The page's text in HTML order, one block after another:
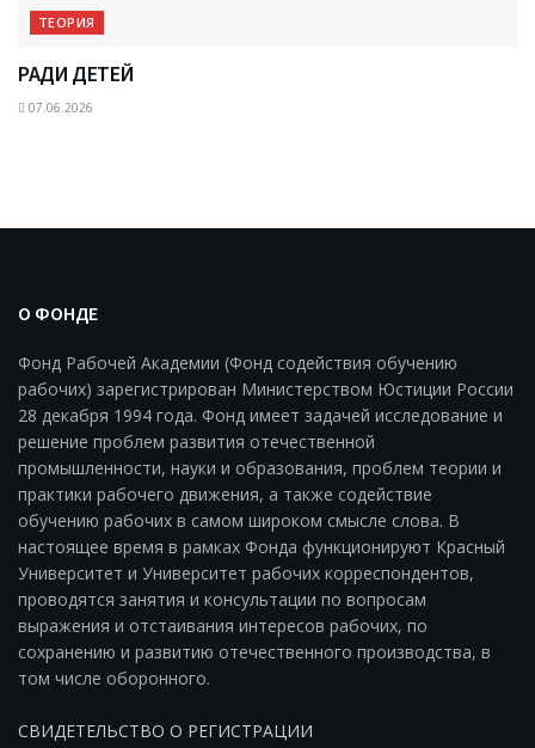
ТЕОРИЯ
РАДИ ДЕТЕЙ
07.06.2026
О ФОНДЕ
Фонд Рабочей Академии (Фонд содействия обучению
рабочих) зарегистрирован Министерством Юстиции России
28 декабря 1994 года. Фонд имеет задачей исследование и
решение проблем развития отечественной
промышленности, науки и образования, проблем теории и
практики рабочего движения, а также содействие
обучению рабочих в самом широком смысле слова. В
настоящее время в рамках Фонда функционируют Красный
Университет и Университет рабочих корреспондентов,
проводятся занятия и консультации по вопросам
выражения и отстаивания интересов рабочих, по
сохранению и развитию отечественного производства, в
том числе оборонного.
СВИДЕТЕЛЬСТВО О РЕГИСТРАЦИИ